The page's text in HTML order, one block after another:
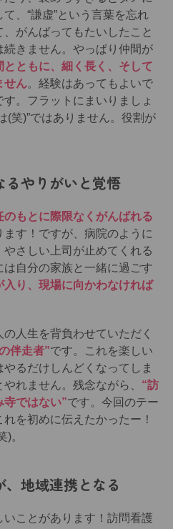
、“謙虚”という言葉を忘れ
がんばってもたいしたこと
きません。やっぱり仲間が
とともに、細く長く、そして
せん。経験はあってもよいで
。フラットにまいりましょ
(笑)”ではありません。役割が
るやりがいと覚悟
もとに際限なくがんばれる
ます！ですが、病院のように
さしい上司が止めてくれる
自分の家族と一緒に過ごす
り、現場に向かわなければ
人生を背負わせていただく
伴走者”です。これを楽しい
るだけしんどくなってしま
れません。残念ながら、 “訪
寺ではない”です。今回のテー
を初めに伝えたかったー！
)。
地域連携となる
ことがあります！訪問看護